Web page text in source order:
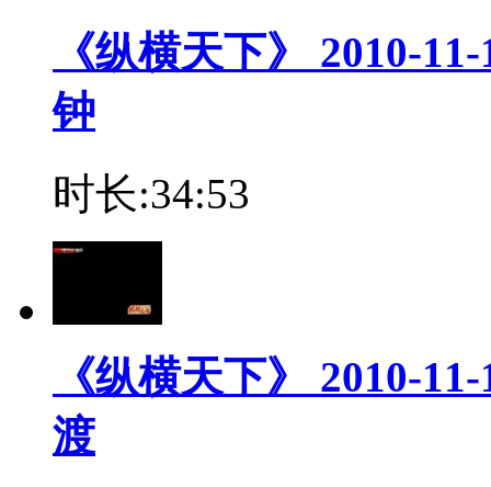
《纵横天下》 2010-
钟
时长:34:53
《纵横天下》 2010-
渡